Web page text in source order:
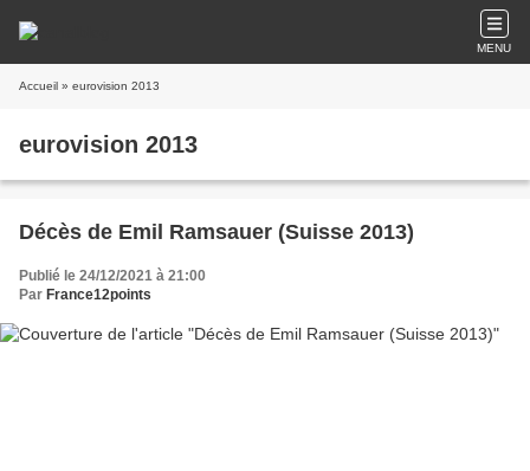
MENU
Accueil » eurovision 2013
eurovision 2013
Décès de Emil Ramsauer (Suisse 2013)
Publié le 24/12/2021 à 21:00
Par France12points